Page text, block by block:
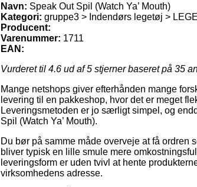
Navn: Speak Out Spil (Watch Ya’ Mouth)
Kategori: gruppe3 > Indendørs legetøj >
Producent:
Varenummer: 1711
EAN:
Vurderet til 4.6 ud af 5 stjerner baseret på 35
Mange netshops giver efterhånden mange
levering til en pakkeshop, hvor det er meget
Leveringsmetoden er jo særligt simpel, og
Spil (Watch Ya’ Mouth).
Du bør på samme måde overveje at få ordren
bliver typisk en lille smule mere
leveringsform er uden tvivl at hente
virksomhedens adresse.